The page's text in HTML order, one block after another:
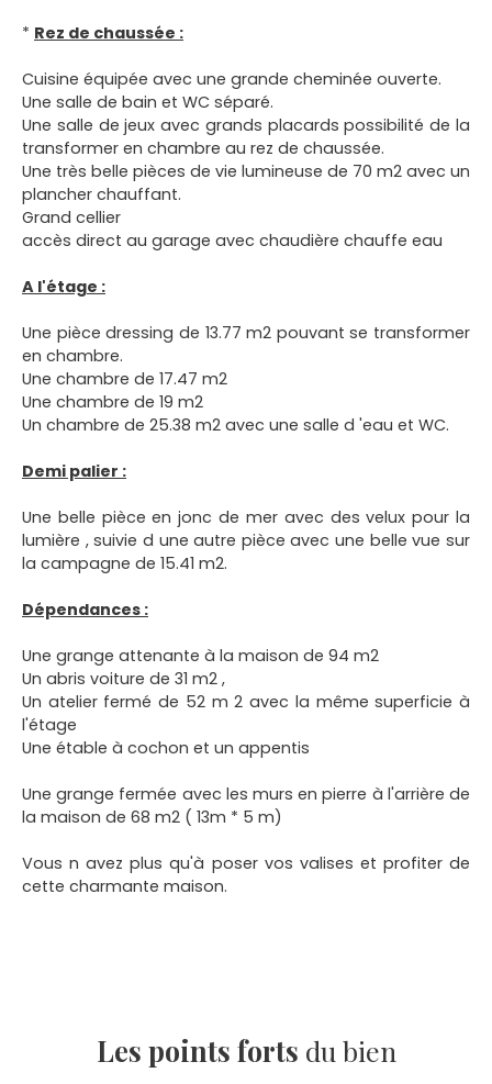
* Rez de chaussée :
Cuisine équipée avec une grande cheminée ouverte.
Une salle de bain et WC séparé.
Une salle de jeux avec grands placards possibilité de la
transformer en chambre au rez de chaussée.
Une très belle pièces de vie lumineuse de 70 m2 avec un
plancher chauffant.
Grand cellier
accès direct au garage avec chaudière chauffe eau
A l'étage :
Une pièce dressing de 13.77 m2 pouvant se transformer
en chambre.
Une chambre de 17.47 m2
Une chambre de 19 m2
Un chambre de 25.38 m2 avec une salle d 'eau et WC.
Demi palier :
Une belle pièce en jonc de mer avec des velux pour la
lumière , suivie d une autre pièce avec une belle vue sur
la campagne de 15.41 m2.
Dépendances :
Une grange attenante à la maison de 94 m2
Un abris voiture de 31 m2 ,
Un atelier fermé de 52 m 2 avec la même superficie à
l'étage
Une étable à cochon et un appentis
Une grange fermée avec les murs en pierre à l'arrière de
la maison de 68 m2 ( 13m * 5 m)
Vous n avez plus qu'à poser vos valises et profiter de
cette charmante maison.
Les points forts du bien